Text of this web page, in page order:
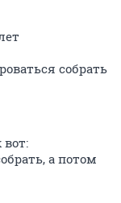
собрать
вот:
а потом